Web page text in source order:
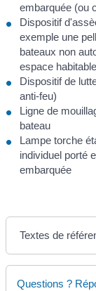
embarquée (ou
Dispositif
exemple une
bateaux non
espace habitable
Dispositif de
anti-feu)
Ligne de
bateau
Lampe torche
individuel porté
embarquée
Textes de
Questions ?